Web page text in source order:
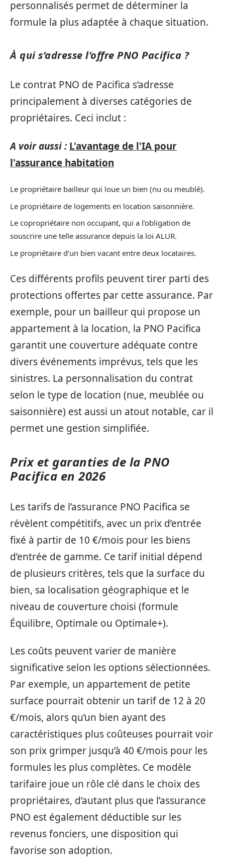
personnalisés permet de déterminer la
formule la plus adaptée à chaque situation.
À qui s’adresse l’offre PNO Pacifica ?
Le contrat PNO de Pacifica s’adresse
principalement à diverses catégories de
propriétaires. Ceci inclut :
A voir aussi : L'avantage de l'IA pour
l'assurance habitation
Le propriétaire bailleur qui loue un bien (nu ou meublé).
Le propriétaire de logements en location saisonnière.
Le copropriétaire non occupant, qui a l’obligation de
souscrire une telle assurance depuis la loi ALUR.
Le propriétaire d’un bien vacant entre deux locataires.
Ces différents profils peuvent tirer parti des
protections offertes par cette assurance. Par
exemple, pour un bailleur qui propose un
appartement à la location, la PNO Pacifica
garantit une couverture adéquate contre
divers événements imprévus, tels que les
sinistres. La personnalisation du contrat
selon le type de location (nue, meublée ou
saisonnière) est aussi un atout notable, car il
permet une gestion simplifiée.
Prix et garanties de la PNO
Pacifica en 2026
Les tarifs de l’assurance PNO Pacifica se
révèlent compétitifs, avec un prix d’entrée
fixé à partir de 10 €/mois pour les biens
d’entrée de gamme. Ce tarif initial dépend
de plusieurs critères, tels que la surface du
bien, sa localisation géographique et le
niveau de couverture choisi (formule
Équilibre, Optimale ou Optimale+).
Les coûts peuvent varier de manière
significative selon les options sélectionnées.
Par exemple, un appartement de petite
surface pourrait obtenir un tarif de 12 à 20
€/mois, alors qu’un bien ayant des
caractéristiques plus coûteuses pourrait voir
son prix grimper jusqu’à 40 €/mois pour les
formules les plus complètes. Ce modèle
tarifaire joue un rôle clé dans le choix des
propriétaires, d’autant plus que l’assurance
PNO est également déductible sur les
revenus fonciers, une disposition qui
favorise son adoption.